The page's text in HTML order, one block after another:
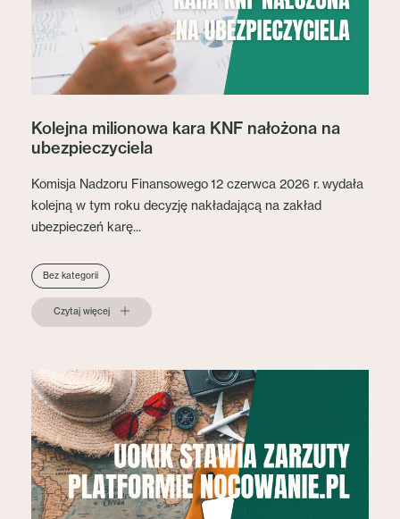
Kolejna milionowa kara KNF nałożona na
ubezpieczyciela
Komisja Nadzoru Finansowego 12 czerwca 2026 r. wydała
kolejną w tym roku decyzję nakładającą na zakład
ubezpieczeń karę...
Bez kategorii
Czytaj więcej